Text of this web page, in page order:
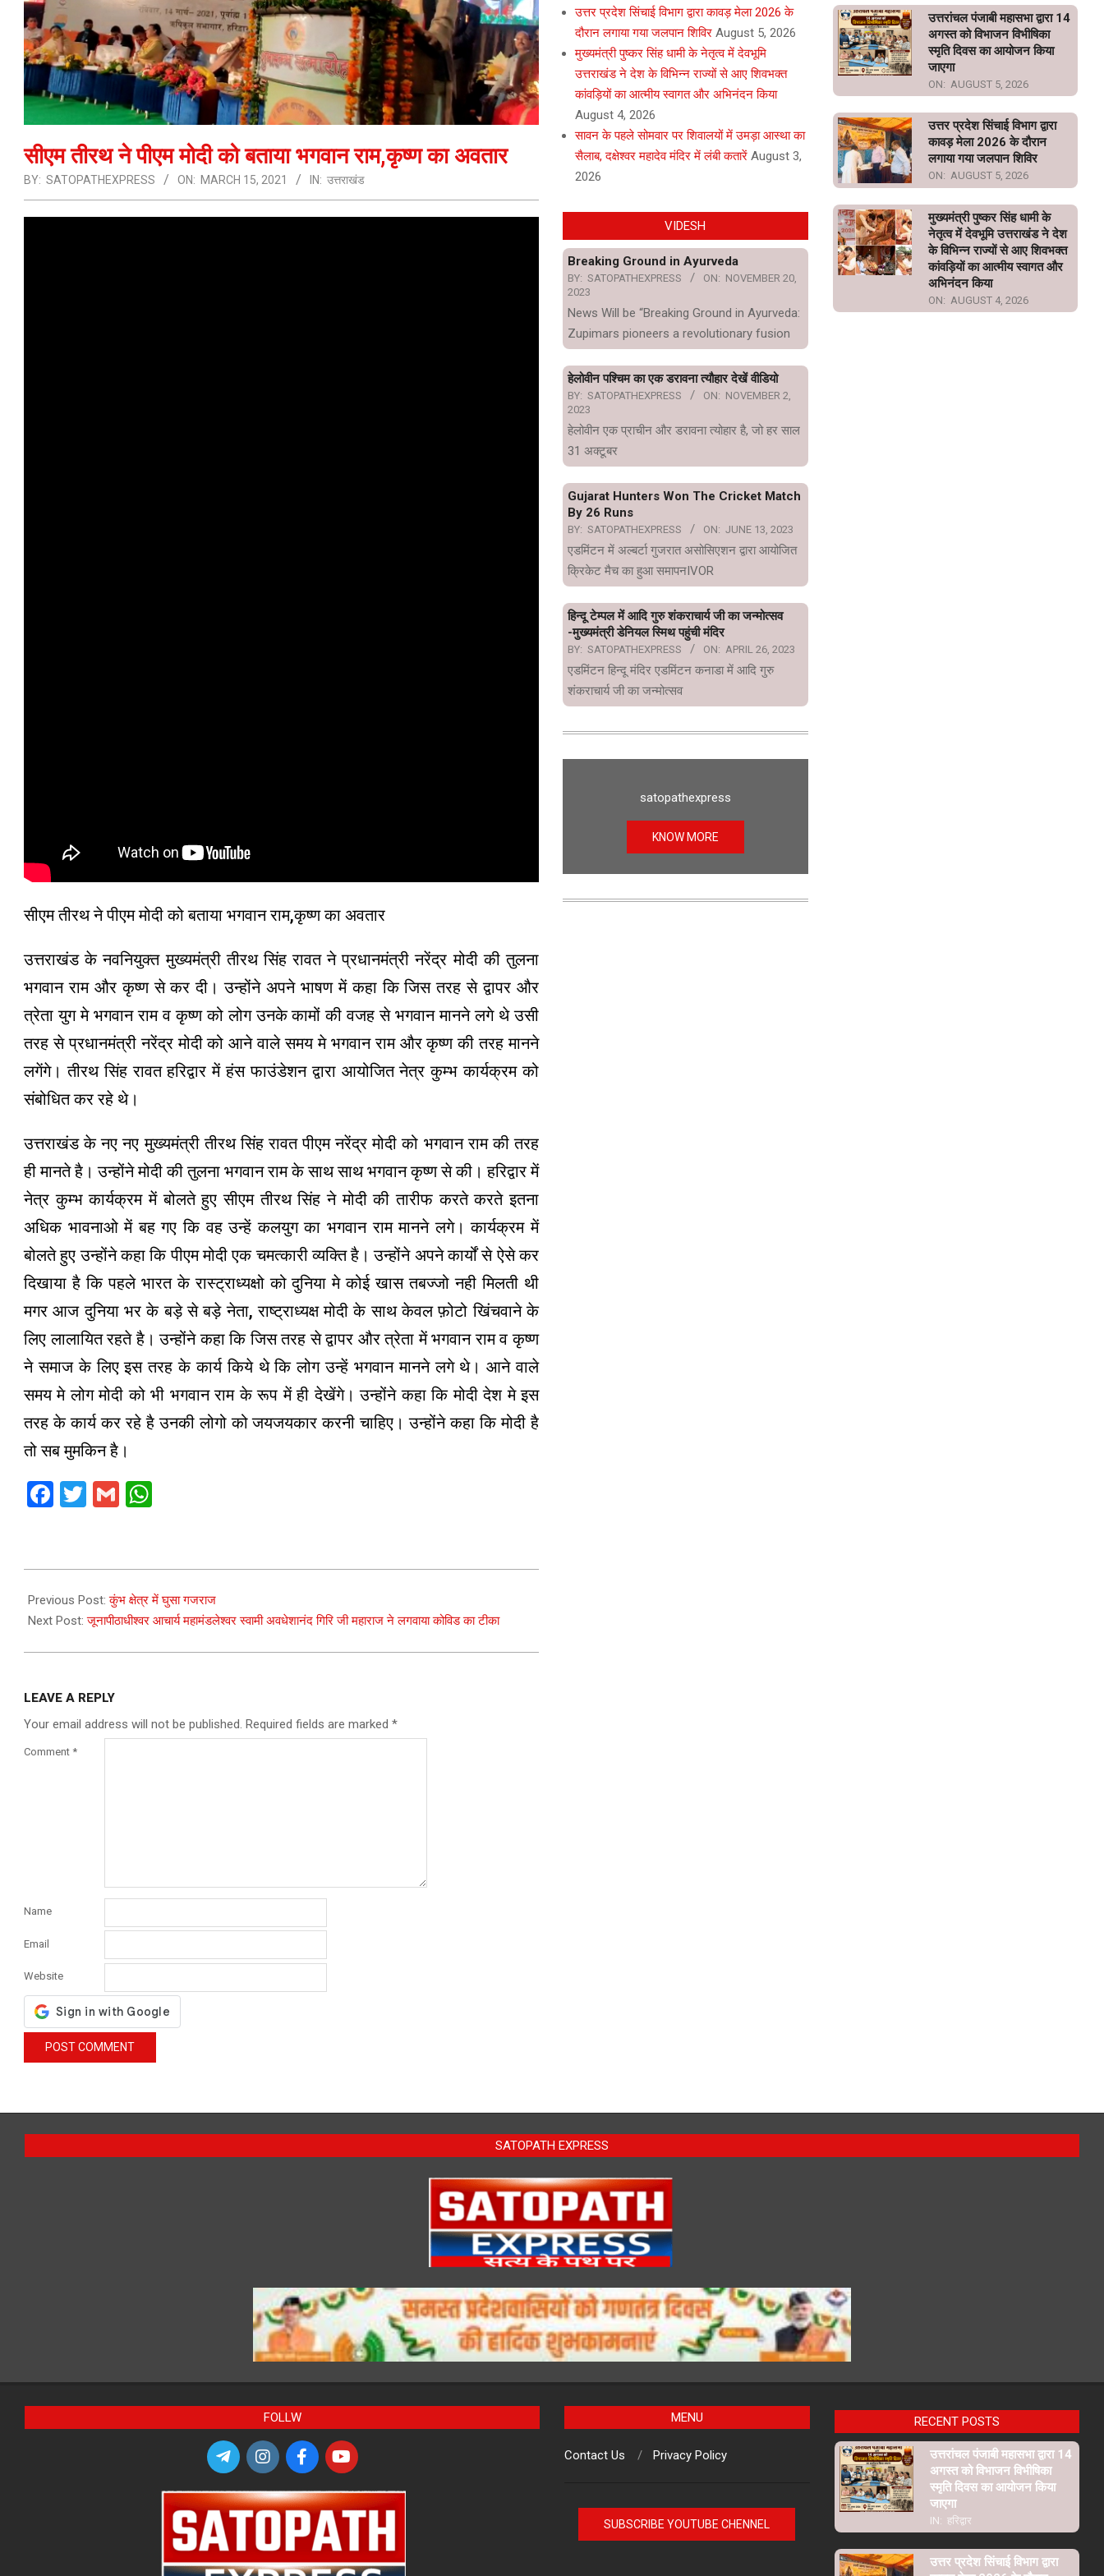
सीएम तीरथ ने पीएम मोदी को बताया भगवान राम,कृष्ण का अवतार
BY: SATOPATHEXPRESS ON: MARCH 15, 2021 IN: उत्तराखंड
सीएम तीरथ ने पीएम मोदी को बताया भगवान राम,कृष्ण का अवतार
उत्तराखंड के नवनियुक्त मुख्यमंत्री तीरथ सिंह रावत ने प्रधानमंत्री नरेंद्र मोदी की तुलना
भगवान राम और कृष्ण से कर दी। उन्होंने अपने भाषण में कहा कि जिस तरह से द्वापर और
त्रेता युग मे भगवान राम व कृष्ण को लोग उनके कामों की वजह से भगवान मानने लगे थे उसी
तरह से प्रधानमंत्री नरेंद्र मोदी को आने वाले समय मे भगवान राम और कृष्ण की तरह मानने
लगेंगे। तीरथ सिंह रावत हरिद्वार में हंस फाउंडेशन द्वारा आयोजित नेत्र कुम्भ कार्यक्रम को
संबोधित कर रहे थे।
उत्तराखंड के नए नए मुख्यमंत्री तीरथ सिंह रावत पीएम नरेंद्र मोदी को भगवान राम की तरह
ही मानते है। उन्होंने मोदी की तुलना भगवान राम के साथ साथ भगवान कृष्ण से की। हरिद्वार में
नेत्र कुम्भ कार्यक्रम में बोलते हुए सीएम तीरथ सिंह ने मोदी की तारीफ करते करते इतना
अधिक भावनाओ में बह गए कि वह उन्हें कलयुग का भगवान राम मानने लगे। कार्यक्रम में
बोलते हुए उन्होंने कहा कि पीएम मोदी एक चमत्कारी व्यक्ति है। उन्होंने अपने कार्यों से ऐसे कर
दिखाया है कि पहले भारत के रास्ट्राध्यक्षो को दुनिया मे कोई खास तबज्जो नही मिलती थी
मगर आज दुनिया भर के बड़े से बड़े नेता, राष्ट्राध्यक्ष मोदी के साथ केवल फ़ोटो खिंचवाने के
लिए लालायित रहते है। उन्होंने कहा कि जिस तरह से द्वापर और त्रेता में भगवान राम व कृष्ण
ने समाज के लिए इस तरह के कार्य किये थे कि लोग उन्हें भगवान मानने लगे थे। आने वाले
समय मे लोग मोदी को भी भगवान राम के रूप में ही देखेंगे। उन्होंने कहा कि मोदी देश मे इस
तरह के कार्य कर रहे है उनकी लोगो को जयजयकार करनी चाहिए। उन्होंने कहा कि मोदी है
तो सब मुमकिन है।
Facebook
Twitter
Gmail
03-
15
Previous Post:कुंभ क्षेत्र में घुसा गजराज
Next Post:जूनापीठाधीश्वर आचार्य महामंडलेश्वर स्वामी अवधेशानंद गिरि जी महाराज ने लगवाया कोविड का टीका
LEAVE A REPLY
Your email address will not be published. Required fields are marked *
Comment *
Name
Email
Website
उत्तर प्रदेश सिंचाई विभाग द्वारा कावड़ मेला 2026 के
दौरान लगाया गया जलपान शिविर August 5, 2026
मुख्यमंत्री पुष्कर सिंह धामी के नेतृत्व में देवभूमि
उत्तराखंड ने देश के विभिन्न राज्यों से आए शिवभक्त
कांवड़ियों का आत्मीय स्वागत और अभिनंदन किया
August 4, 2026
सावन के पहले सोमवार पर शिवालयों में उमड़ा आस्था का
सैलाब, दक्षेश्वर महादेव मंदिर में लंबी कतारें August 3,
2026
VIDESH
Breaking Ground in Ayurveda
BY: SATOPATHEXPRESS ON: NOVEMBER 20,
2023
News Will be “Breaking Ground in Ayurveda:
Zupimars pioneers a revolutionary fusion
हेलोवीन पश्चिम का एक डरावना त्यौहार देखें वीडियो
BY: SATOPATHEXPRESS ON: NOVEMBER 2,
2023
हेलोवीन एक प्राचीन और डरावना त्योहार है, जो हर साल
31 अक्टूबर
Gujarat Hunters Won The Cricket Match
By 26 Runs
BY: SATOPATHEXPRESS ON: JUNE 13, 2023
एडमिंटन में अल्बर्टा गुजरात असोसिएशन द्वारा आयोजित
क्रिकेट मैच का हुआ समापनIVOR
हिन्दू टेम्पल में आदि गुरु शंकराचार्य जी का जन्मोत्सव
-मुख्यमंत्री डेनियल स्मिथ पहुंची मंदिर
BY: SATOPATHEXPRESS ON: APRIL 26, 2023
एडमिंटन हिन्दू मंदिर एडमिंटन कनाडा में आदि गुरु
शंकराचार्य जी का जन्मोत्सव
satopathexpress
KNOW MORE
उत्तरांचल पंजाबी महासभा द्वारा 14
अगस्त को विभाजन विभीषिका
स्मृति दिवस का आयोजन किया
जाएगा
ON: AUGUST 5, 2026
उत्तर प्रदेश सिंचाई विभाग द्वारा
कावड़ मेला 2026 के दौरान
लगाया गया जलपान शिविर
ON: AUGUST 5, 2026
मुख्यमंत्री पुष्कर सिंह धामी के
नेतृत्व में देवभूमि उत्तराखंड ने देश
के विभिन्न राज्यों से आए शिवभक्त
कांवड़ियों का आत्मीय स्वागत और
अभिनंदन किया
ON: AUGUST 4, 2026
SATOPATH EXPRESS
FOLLW MENU
Contact Us Privacy Policy
SUBSCRIBE YOUTUBE CHENNEL
RECENT POSTS
उत्तरांचल पंजाबी महासभा द्वारा 14
अगस्त को विभाजन विभीषिका
स्मृति दिवस का आयोजन किया
जाएगा
IN: हरिद्वार
उत्तर प्रदेश सिंचाई विभाग द्वारा